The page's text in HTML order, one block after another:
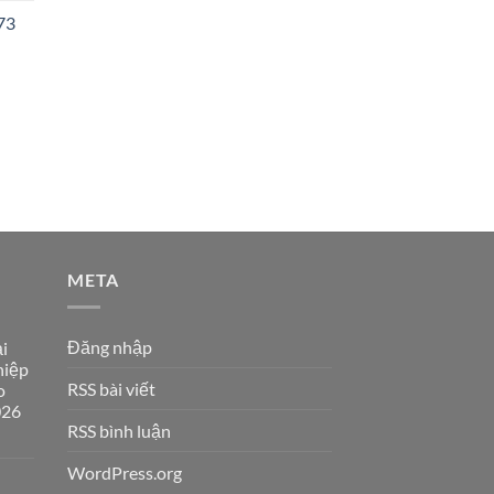
META
Đăng nhập
RSS bài viết
RSS bình luận
WordPress.org